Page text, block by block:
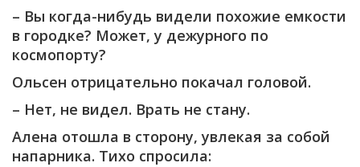
– Вы когда-нибудь видели похожие емкости
в городке? Может, у дежурного по
космопорту?
Ольсен отрицательно покачал головой.
– Нет, не видел. Врать не стану.
Алена отошла в сторону, увлекая за собой
напарника. Тихо спросила: